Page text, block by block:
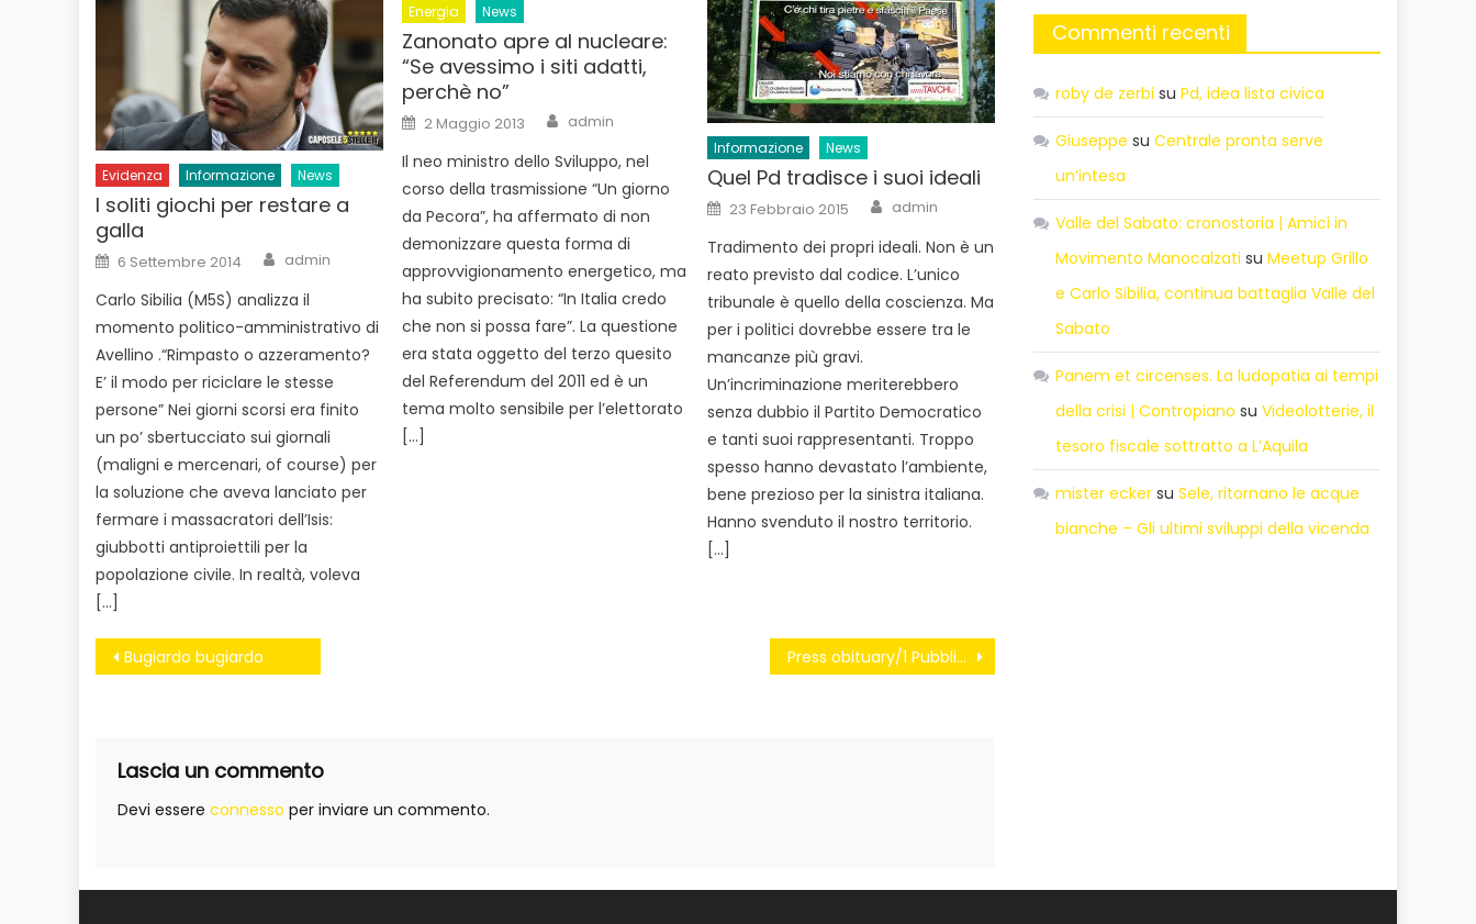
Evidenza Informazione News
I soliti giochi per restare a
galla
Posted
on
6 Settembre 2014 Author
admin
Carlo Sibilia (M5S) analizza il
momento politico-amministrativo di
Avellino .“Rimpasto o azzeramento?
E’ il modo per riciclare le stesse
persone” Nei giorni scorsi era finito
un po’ sbertucciato sui giornali
(maligni e mercenari, of course) per
la soluzione che aveva lanciato per
fermare i massacratori dell’Isis:
giubbotti antiproiettili per la
popolazione civile. In realtà, voleva
[…]
Energia News
Zanonato apre al nucleare:
“Se avessimo i siti adatti,
perchè no”
Posted
on
2 Maggio 2013 Author
admin
Il neo ministro dello Sviluppo, nel
corso della trasmissione “Un giorno
da Pecora”, ha affermato di non
demonizzare questa forma di
approvvigionamento energetico, ma
ha subito precisato: “In Italia credo
che non si possa fare”. La questione
era stata oggetto del terzo quesito
del Referendum del 2011 ed è un
tema molto sensibile per l’elettorato
[…]
Informazione News
Quel Pd tradisce i suoi ideali
Posted
on
23 Febbraio 2015 Author
admin
Tradimento dei propri ideali. Non è un
reato previsto dal codice. L’unico
tribunale è quello della coscienza. Ma
per i politici dovrebbe essere tra le
mancanze più gravi.
Un’incriminazione meriterebbero
senza dubbio il Partito Democratico
e tanti suoi rappresentanti. Troppo
spesso hanno devastato l’ambiente,
bene prezioso per la sinistra italiana.
Hanno svenduto il nostro territorio.
[…]
Navigazione
Bugiardo bugiardo Press obituary/1 Pubblicità
Lascia un commento
Devi essere connesso per inviare un commento.
Commenti recenti
roby de zerbi suPd, idea lista civica
Giuseppe suCentrale pronta serve
un’intesa
Valle del Sabato: cronostoria | Amici in
Movimento Manocalzati suMeetup Grillo
e Carlo Sibilia, continua battaglia Valle del
Sabato
Panem et circenses. La ludopatia ai tempi
della crisi | Contropiano suVideolotterie, il
tesoro fiscale sottratto a L’Aquila
mister ecker suSele, ritornano le acque
bianche – Gli ultimi sviluppi della vicenda